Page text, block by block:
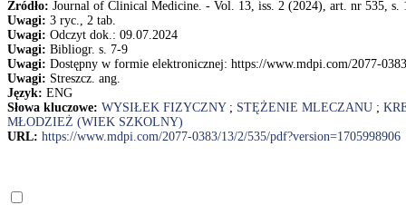
Źródło: Journal of Clinical Medicine. - Vol. 13, iss. 2 (2024), art. nr 535, s.
Uwagi: 3 ryc., 2 tab.
Uwagi: Odczyt dok.: 09.07.2024
Uwagi: Bibliogr. s. 7-9
Uwagi: Dostępny w formie elektronicznej: https://www.mdpi.com/2077-
Uwagi: Streszcz. ang.
Język: ENG
Słowa kluczowe: WYSIŁEK FIZYCZNY; STĘŻENIE MLECZANU ;
MŁODZIEŻ (WIEK SZKOLNY)
URL: https://www.mdpi.com/2077-0383/13/2/535/pdf?version=1705998906